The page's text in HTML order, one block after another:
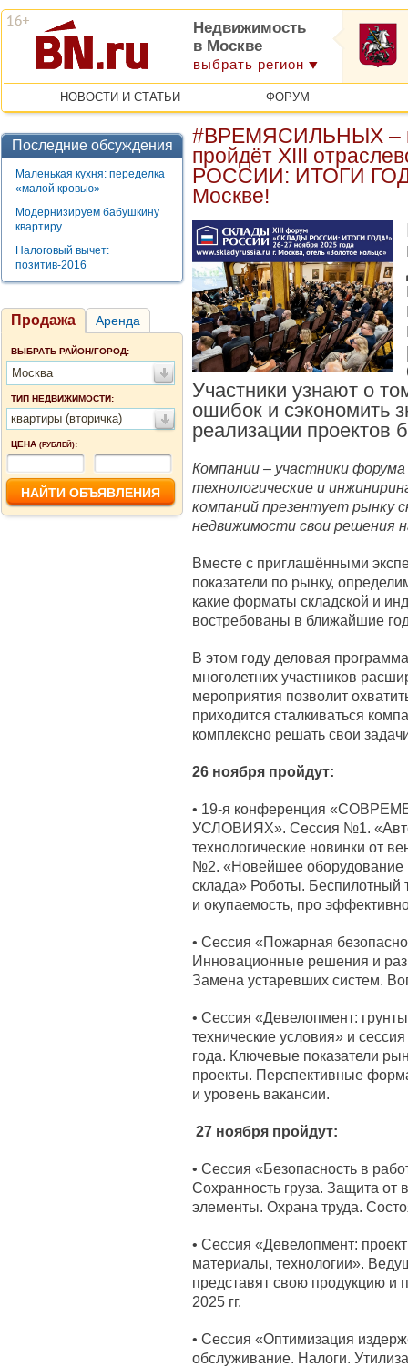
Недвижимость
в Москве
выбрать регион
НОВОСТИ И СТАТЬИ ФОРУМ
Последние обсуждения
Маленькая кухня: переделка
«малой кровью»
Модернизируем бабушкину
квартиру
Налоговый вычет:
позитив-2016
Продажа Аренда
ВЫБРАТЬ РАЙОН/ГОРОД:
Москва
ТИП НЕДВИЖИМОСТИ:
квартиры (вторичка)
ЦЕНА (РУБЛЕЙ):
-
#ВРЕМЯСИЛЬНЫХ –
пройдёт XIII
РОССИИ: ИТОГИ
Москве!
Участники узнают о
ошибок и сэкономить
реализации проектов
Компании – участники
технологические и
компаний презентует рынку
недвижимости свои решения
Вместе с приглашёнными
показатели по рынку,
какие форматы складской и
востребованы в ближайшие
В этом году деловая
многолетних участников
мероприятия позволит
приходится сталкиваться
комплексно решать свои
26 ноября пройдут:
• 19-я конференция
УСЛОВИЯХ». Сессия №1.
технологические новинки от
№2. «Новейшее оборудование
склада» Роботы. Беспилотный
и окупаемость, про
• Сессия «Пожарная
Инновационные решения и
Замена устаревших систем.
• Сессия «Девелопмент:
технические условия» и
года. Ключевые показатели
проекты. Перспективные
и уровень вакансии.
27 ноября пройдут:
• Сессия «Безопасность в
Сохранность груза. Защита от
элементы. Охрана труда.
• Сессия «Девелопмент:
материалы, технологии».
представят свою продукцию и
2025 гг.
• Сессия «Оптимизация
обслуживание. Налоги.